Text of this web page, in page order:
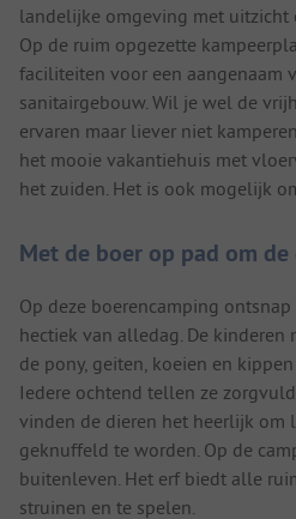
landelijke omgeving met uitzicht
Op de ruim opgezette
faciliteiten voor een aangenaam
sanitairgebouw. Wil je wel de
ervaren maar liever niet
het mooie vakantiehuis met
het zuiden. Het is ook mogelijk
Met de boer op pad om
Op deze boerencamping
hectiek van alledag. De kinderen
de pony, geiten, koeien en
Iedere ochtend tellen ze
vinden de dieren het heerlijk om
geknuffeld te worden. Op de
buitenleven. Het erf biedt alle
struinen en te spelen.